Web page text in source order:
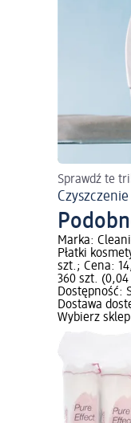
Sprawdź te
Marka:
Płatki
szt.; Cena:
360 szt. (0,04
Dostępność:
Dostawa
Wybierz